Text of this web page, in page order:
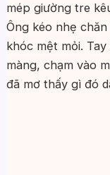
mép giường tre
Ông kéo nhẹ
khóc mệt mỏi.
màng, chạm vào
đã mơ thấy gì đó